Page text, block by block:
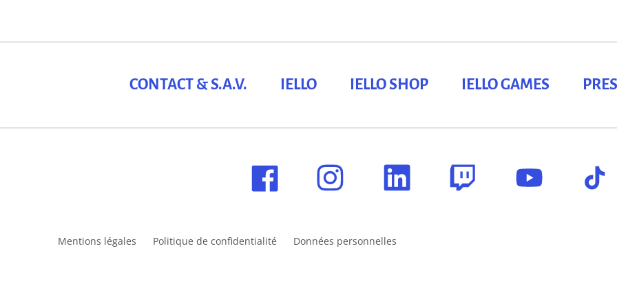
CONTACT & S.A.V. IELLO IELLO SHOP IELLO GAMES
Mentions légales Politique de confidentialité Données personnelles